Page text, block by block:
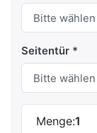
Seitentür
Menge:1